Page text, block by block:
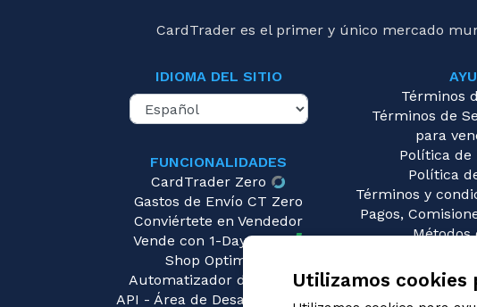
CardTrader es el primer y único mercado
IDIOMA DEL SITIO
FUNCIONALIDADES
CardTrader Zero
Gastos de Envío CT Zero
Conviértete en Vendedor
Vende con 1-Day Ready
Shop Optimizer
Automatizador de Precios
API - Área de Desarrolladores
Términos
Términos de
para
Política de
Política
Términos y
Pagos,
Métodos
Utilizamos cookies